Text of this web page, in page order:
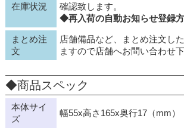
在庫状況
確認致します。
◆再入荷の自動お知らせ登録
まとめ注
文
店舗備品など、まとめ注文し
ますので店舗へお問い合わせ下
◆商品スペック
本体サイ
ズ
幅55x高さ165x奥行17（mm）